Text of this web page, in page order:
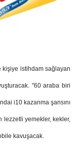
kişiye istihdam sağlayan
"60 araba biri
i10 kazanma şansını
lezzetli yemekler, kekler,
kavuşacak.